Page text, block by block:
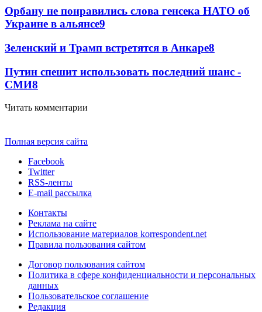
Орбану не понравились слова генсека НАТО об
Украине в альянсе9
Зеленский и Трамп встретятся в Анкаре8
Путин спешит использовать последний шанс -
СМИ8
Читать комментарии
Полная версия сайта
Facebook
Twitter
RSS-ленты
E-mail рассылка
Контакты
Реклама на сайте
Использование материалов korrespondent.net
Правила пользования сайтом
Договор пользования сайтом
Политика в сфере конфиденциальности и персональных
данных
Пользовательское соглашение
Редакция